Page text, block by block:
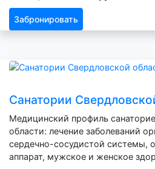
Забронировать
Санатории
Медицинский профиль
области: лечение заболеваний
сердечно-сосудистой системы,
аппарат, мужское и женское